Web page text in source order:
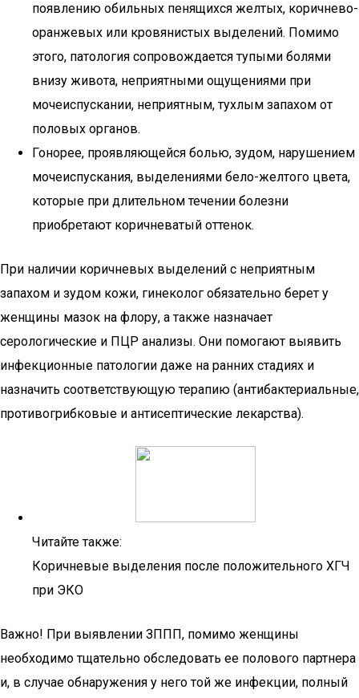
появлению обильных пенящихся желтых, коричнево-
оранжевых или кровянистых выделений. Помимо
этого, патология сопровождается тупыми болями
внизу живота, неприятными ощущениями при
мочеиспускании, неприятным, тухлым запахом от
половых органов.
Гонорее, проявляющейся болью, зудом, нарушением
мочеиспускания, выделениями бело-желтого цвета,
которые при длительном течении болезни
приобретают коричневатый оттенок.
При наличии коричневых выделений с неприятным
запахом и зудом кожи, гинеколог обязательно берет у
женщины мазок на флору, а также назначает
серологические и ПЦР анализы. Они помогают выявить
инфекционные патологии даже на ранних стадиях и
назначить соответствующую терапию (антибактериальные,
противогрибковые и антисептические лекарства).
Читайте также:
Коричневые выделения после положительного ХГЧ
при ЭКО
Важно! При выявлении ЗППП, помимо женщины
необходимо тщательно обследовать ее полового партнера
и, в случае обнаружения у него той же инфекции, полный